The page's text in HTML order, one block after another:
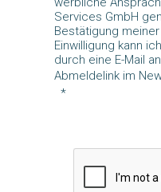
Services GmbH
Bestätigung
Einwilligung kann
durch eine E-Mail
Abmeldelink im